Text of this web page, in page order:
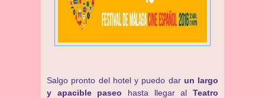
Salgo pronto del hotel y puedo darun largo
y apacible paseo hasta llegar alTeatro